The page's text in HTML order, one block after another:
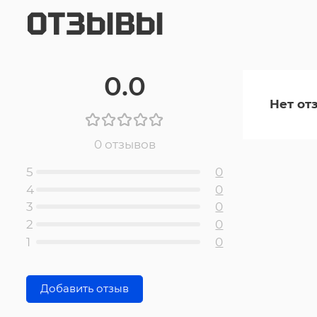
ОТЗЫВЫ
0.0
0 отзывов
5
0
4
0
3
0
2
0
1
0
Добавить отзыв
Нет